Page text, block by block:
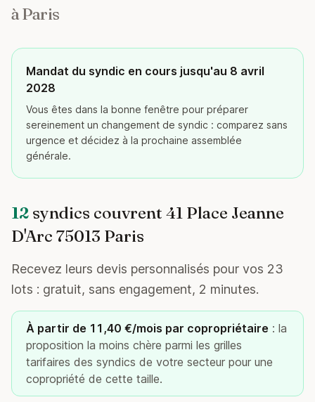
à Paris
Mandat du syndic en cours jusqu'au 8 avril
2028
Vous êtes dans la bonne fenêtre pour préparer
sereinement un changement de syndic : comparez sans
urgence et décidez à la prochaine assemblée
générale.
12 syndics couvrent 41 Place Jeanne
D'Arc 75013 Paris
Recevez leurs devis personnalisés pour vos 23
lots : gratuit, sans engagement, 2 minutes.
À partir de 11,40 €/mois par copropriétaire : la
proposition la moins chère parmi les grilles
tarifaires des syndics de votre secteur pour une
copropriété de cette taille.